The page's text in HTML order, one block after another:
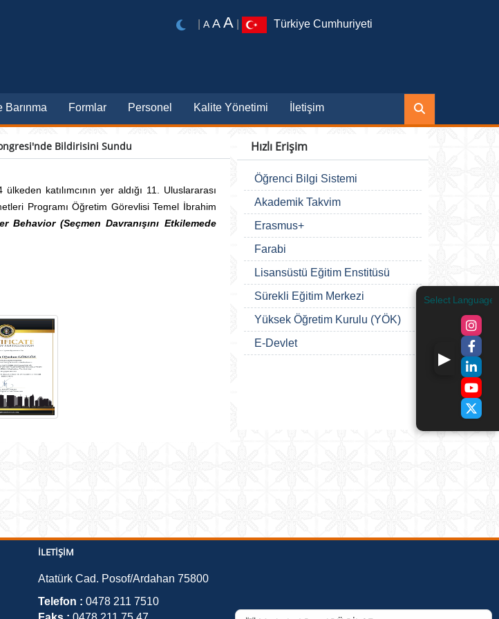
A A A Türkiye Cumhuriyeti
Barınma Formlar Personel Kalite Yönetimi İletişim
Bildirisini Sundu
katılımcının yer aldığı 11. Uluslararası
Programı Öğretim Görevlisi Temel İbrahim
(Seçmen Davranışını Etkilemede
Hızlı Erişim
Öğrenci Bilgi Sistemi
Akademik Takvim
Erasmus+
Farabi
Lisansüstü Eğitim Enstitüsü
Sürekli Eğitim Merkezi
Yüksek Öğretim Kurulu (YÖK)
E-Devlet
Select Language
İLETIŞIM
Atatürk Cad. Posof/Ardahan 75800
Telefon : 0478 211 7510